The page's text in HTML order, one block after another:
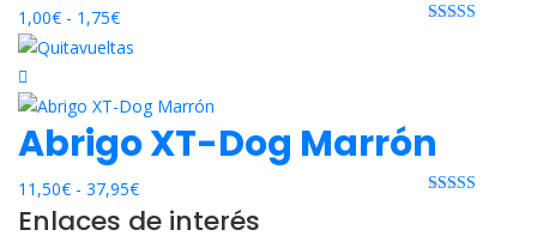
1,00€ - 1,75€Rango
de
desde
1,00€
hasta
1,75€
Abrigo XT-Dog Marrón
11,50€ - 37,95€Rango
de
Enlaces de interés